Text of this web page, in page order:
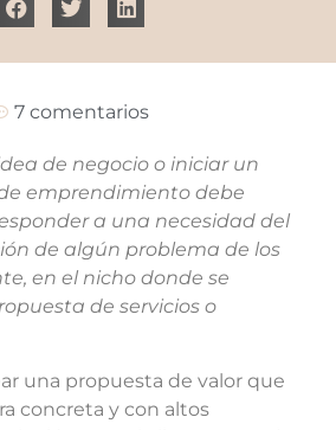
7 comentarios
de negocio o iniciar un
emprendimiento debe
a una necesidad del
de algún problema de los
en el nicho donde se
de servicios o
una propuesta de valor que
concreta y con altos